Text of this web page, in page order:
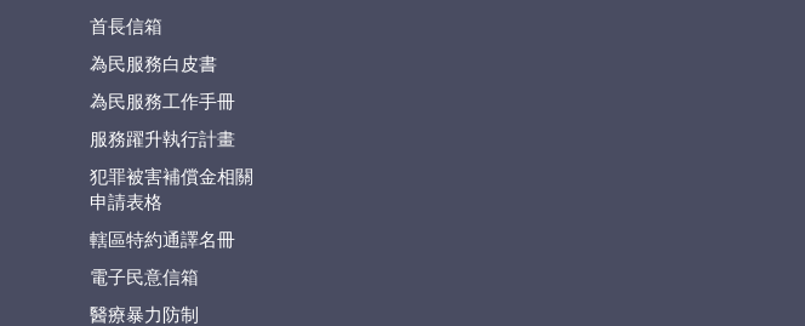
首長信箱
為民服務白皮書
為民服務工作手冊
服務躍升執行計畫
犯罪被害補償金相關
申請表格
轄區特約通譯名冊
電子民意信箱
醫療暴力防制